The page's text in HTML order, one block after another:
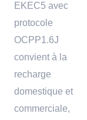
EKEC5 avec
protocole
OCPP1.6J
convient à la
recharge
domestique et
commerciale,